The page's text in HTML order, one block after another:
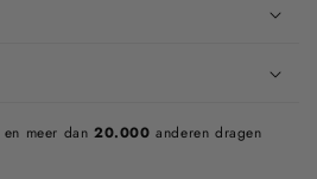
en meer dan 20.000 anderen dragen